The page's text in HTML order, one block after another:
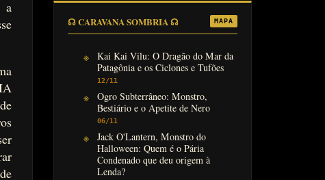
a
☊ CARAVANA SOMBRIA ☊ MAPA
Kai Kai Vilu: O Dragão do Mar da
Patagônia e os Ciclones e Tufões
12/11
Ogro Subterrâneo: Monstro,
Bestiário e o Apetite de Nero
06/11
Jack O'Lantern, Monstro do
Halloween: Quem é o Pária
Condenado que deu origem à
Lenda?